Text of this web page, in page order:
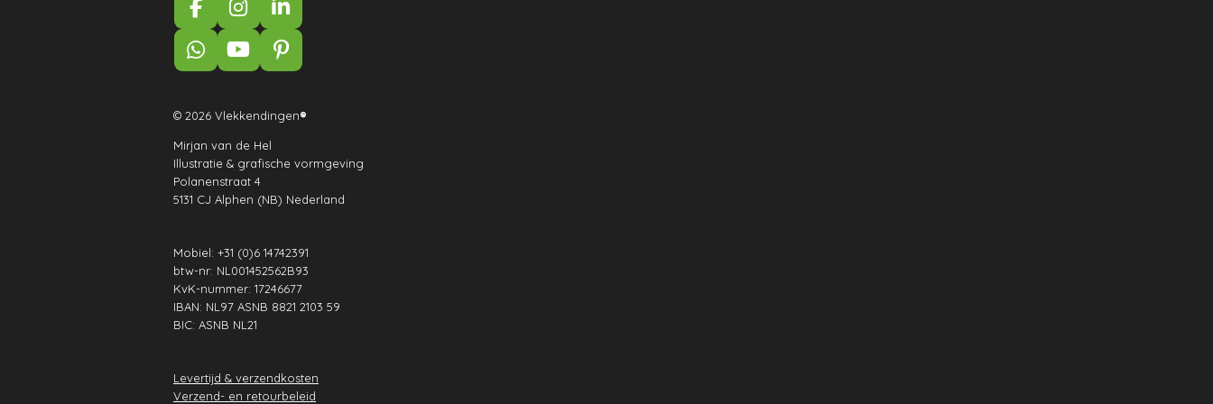
F
c
e
o
k
I
s
t
g
a
m
L
n
k
d
I
W
h
t
A
p
p
Y
o
T
b
e
P
i
t
e
s
t
© 2026 Vlekkendingen®
Mirjan van de Hel
Illustratie & grafische vormgeving
Polanenstraat 4
5131 CJ Alphen (NB) Nederland
Mobiel: +31 (0)6 14742391
btw-nr: NL001452562B93
KvK-nummer: 17246677
IBAN: NL97 ASNB 8821 2103 59
BIC: ASNB NL21
Levertijd & verzendkosten
Verzend- en retourbeleid